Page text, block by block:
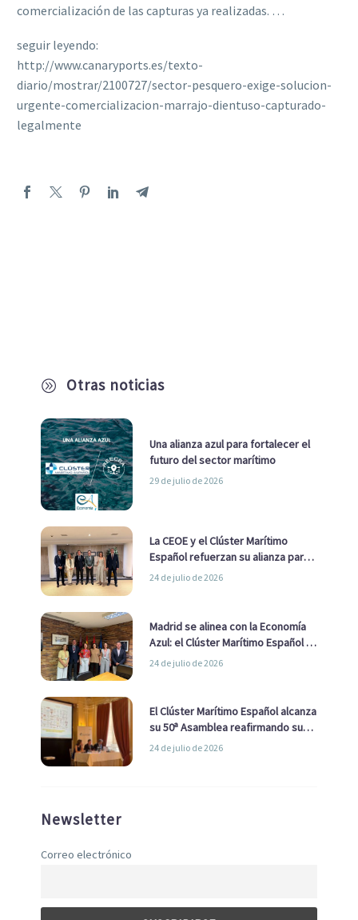
A Otras noticias
Una alianza azul para fortalecer el
futuro del sector marítimo
29 de julio de 2026
La CEOE y el Clúster Marítimo
Español refuerzan su alianza para
impulsar una estrategia Nacional
24 de julio de 2026
Madrid se alinea con la Economía
Azul: el Clúster Marítimo Español y
la Real Liga Naval avanzan alianzas
24 de julio de 2026
El Clúster Marítimo Español alcanza
su 50ª Asamblea reafirmando su
liderazgo en la Economía Azul
24 de julio de 2026
Newsletter
Correo electrónico
comercialización de las capturas ya realizadas. …
seguir leyendo:
http://www.canaryports.es/texto-
diario/mostrar/2100727/sector-pesquero-exige-solucion-
urgente-comercializacion-marrajo-dientuso-capturado-
legalmente